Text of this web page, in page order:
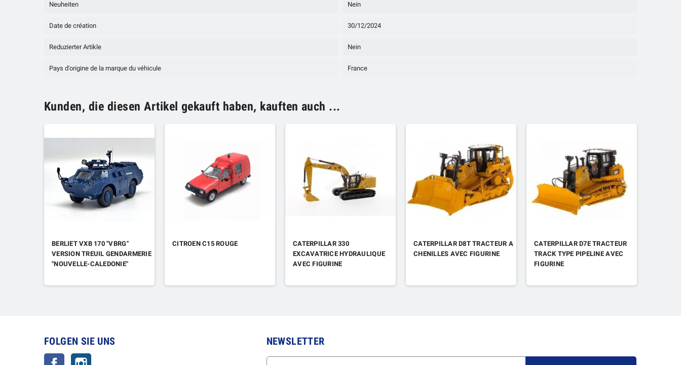
Neuheiten Nein
Date de création 30/12/2024
Reduzierter Artikle Nein
Pays d'origine de la marque du véhicule France
Kunden, die diesen Artikel gekauft haben, kauften auch ...
BERLIET VXB 170 "VBRG"
VERSION TREUIL GENDARMERIE
"NOUVELLE-CALEDONIE"
CITROEN C15 ROUGE
CATERPILLAR 330
EXCAVATRICE HYDRAULIQUE
AVEC FIGURINE
CATERPILLAR D8T TRACTEUR A
CHENILLES AVEC FIGURINE
CATERPILLAR D7E TRACTEUR
TRACK TYPE PIPELINE AVEC
FIGURINE
FOLGEN SIE UNS
Facebook
NEWSLETTER